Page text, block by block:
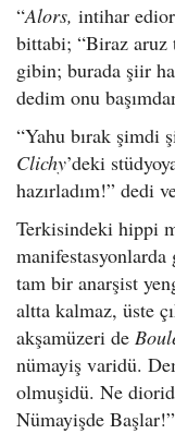
“Alors, intihar
bittabi; “Biraz aruz
gibin; burada şiir
dedim onu
“Yahu bırak şimdi
Clichy’deki
hazırladım!” dedi
Terkisindeki hippi
tam bir anarşist
altta kalmaz, üste
akşamüzeri de
nümayiş varidü.
olmuşidü. Ne
Nümayişde